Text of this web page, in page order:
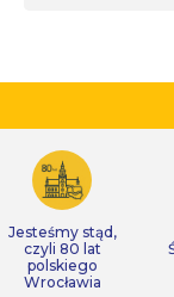
Jesteśmy stąd,
czyli 80 lat
polskiego
Wrocławia